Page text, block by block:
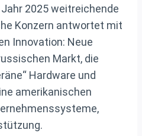
2025 weitreichende
Konzern antwortet mit
Innovation: Neue
Markt, die
Hardware und
amerikanischen